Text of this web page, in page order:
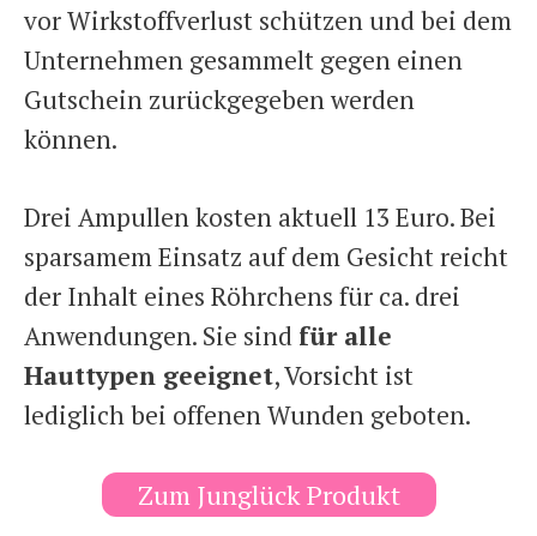
vor Wirkstoffverlust schützen und bei dem
Unternehmen gesammelt gegen einen
Gutschein zurückgegeben werden
können.
Drei Ampullen kosten aktuell 13 Euro. Bei
sparsamem Einsatz auf dem Gesicht reicht
der Inhalt eines Röhrchens für ca. drei
Anwendungen. Sie sind für alle
Hauttypen geeignet, Vorsicht ist
lediglich bei offenen Wunden geboten.
Zum Junglück Produkt